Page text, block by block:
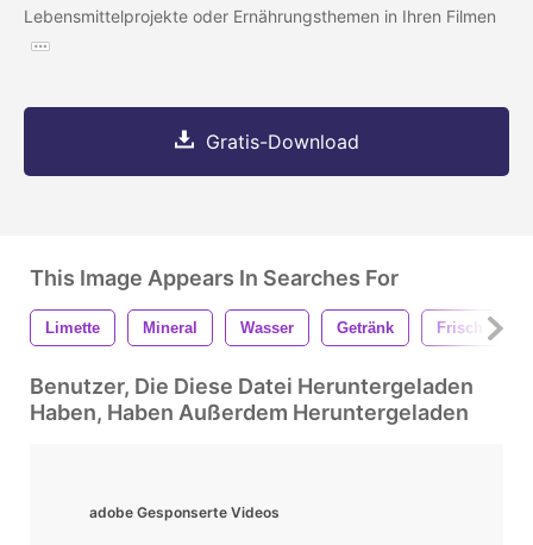
Lebensmittelprojekte oder Ernährungsthemen in Ihren Filmen
Gratis-Download
This Image Appears In Searches For
Limette Mineral Wasser Getränk Frisch
Benutzer, Die Diese Datei Heruntergeladen
Haben, Haben Außerdem Heruntergeladen
adobe Gesponserte Videos